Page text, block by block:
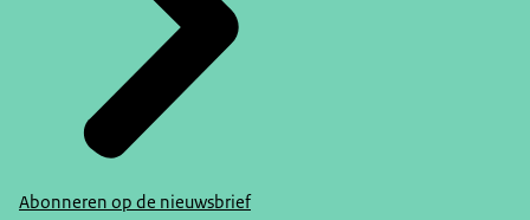
Abonneren op de nieuwsbrief